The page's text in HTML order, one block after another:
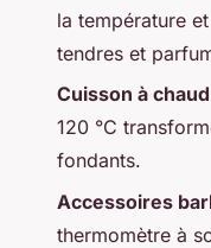
la température
tendres et
Cuisson à chaud
120 °C
fondants.
Accessoires
thermomètre à